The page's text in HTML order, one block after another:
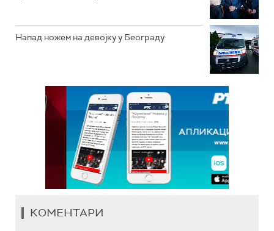
Напад ножем на девојку у Београду
КОМЕНТАРИ